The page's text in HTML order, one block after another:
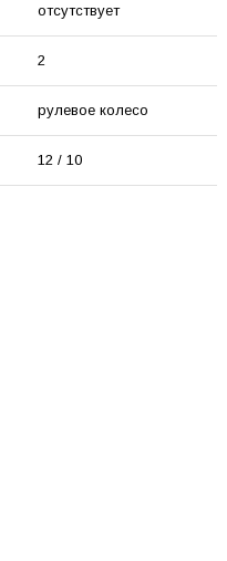
отсутствует
2
рулевое колесо
12 / 10